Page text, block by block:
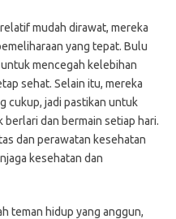
mudah dirawat, mereka
yang tepat. Bulu
mencegah kelebihan
sehat. Selain itu, mereka
cukup, jadi pastikan untuk
dan bermain setiap hari.
dan perawatan kesehatan
kesehatan dan
teman hidup yang anggun,